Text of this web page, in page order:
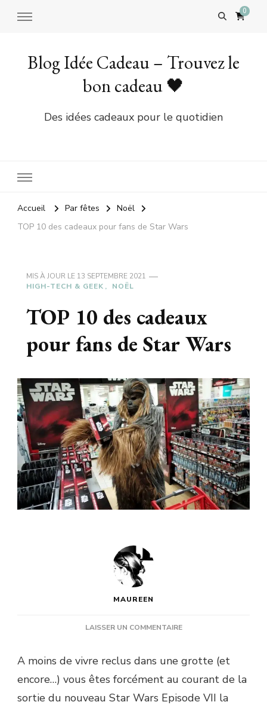
0
Blog Idée Cadeau – Trouvez le
bon cadeau 🖤
Des idées cadeaux pour le quotidien
Accueil Par fêtes
Noël
TOP 10 des cadeaux pour fans de Star Wars
MIS À JOUR LE 13 SEPTEMBRE 2021
HIGH-TECH & GEEK
NOËL
TOP 10 des cadeaux
pour fans de Star Wars
MAUREEN
LAISSER UN COMMENTAIRESUR
DES
CADEAUX
FANS
A moins de vivre reclus dans une grotte (et
encore…) vous êtes forcément au courant de la
sortie du nouveau Star Wars Episode VII la